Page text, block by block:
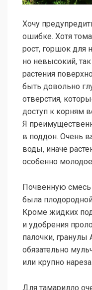
Хочу
ошибке. Хотя
рост, горшок для
но невысокий,
растения
быть довольно
отверстия,
доступ к корням
Я
в поддон. Очень
воды, иначе
особенно
Почвенную смесь
была
Кроме жидких
и удобрения
палочки, гранулы
обязательно
или крупно
Для тамарилло